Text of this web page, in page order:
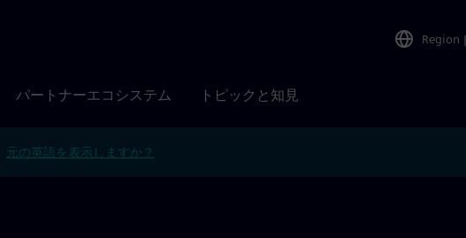
Region |
パートナーエコシステム トピックと知見
元の英語を表示しますか？